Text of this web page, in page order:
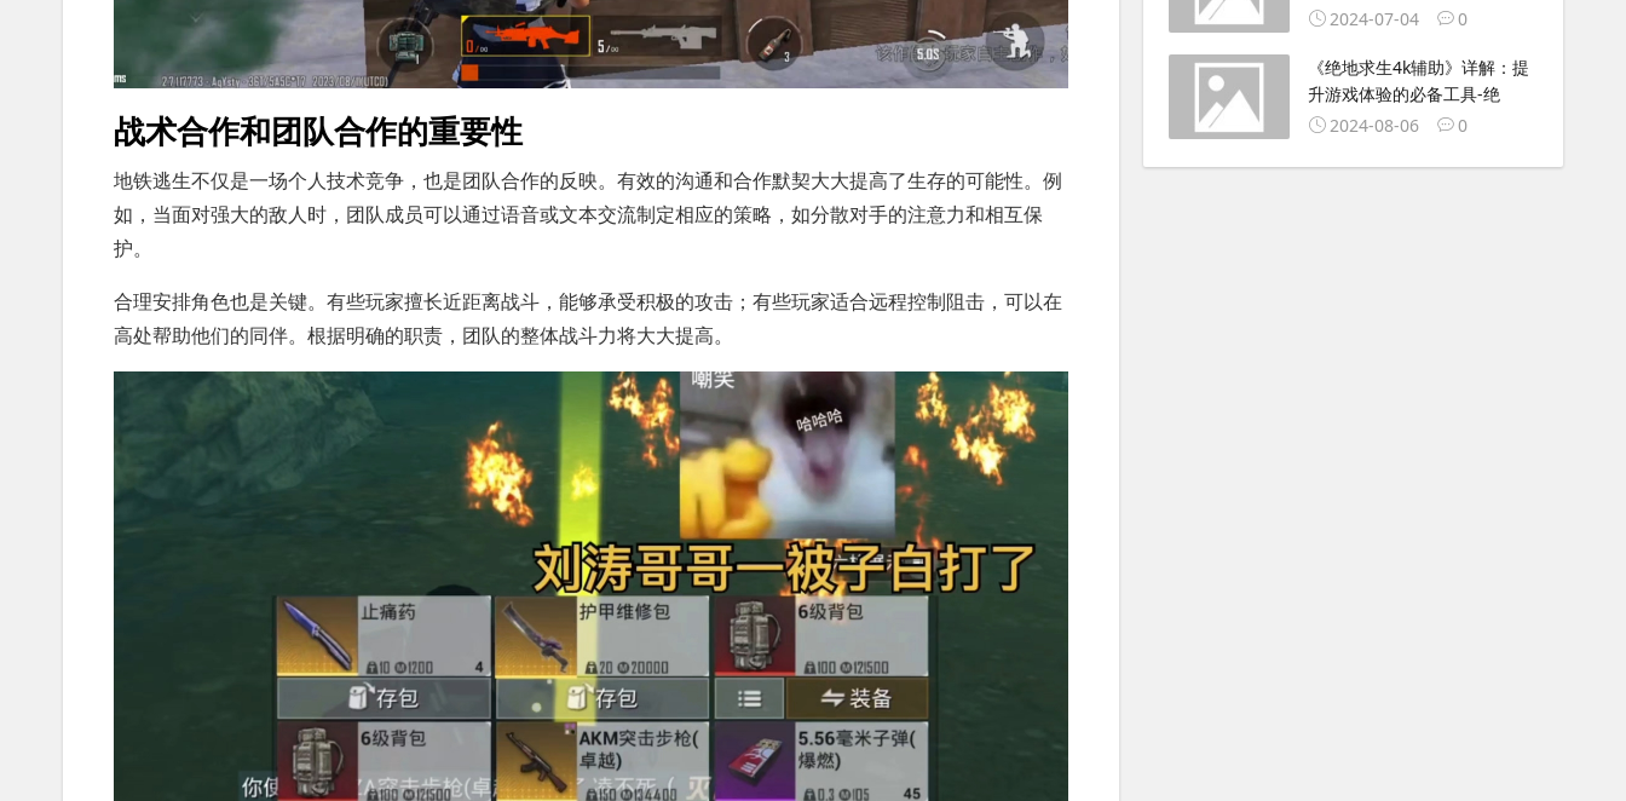
战术合作和团队合作的重要性
地铁逃生不仅是一场个人技术竞争，也是团队合作的反映。有效的沟通和合作默契大大提高了生存的可能性。例
如，当面对强大的敌人时，团队成员可以通过语音或文本交流制定相应的策略，如分散对手的注意力和相互保
护。
合理安排角色也是关键。有些玩家擅长近距离战斗，能够承受积极的攻击；有些玩家适合远程控制阻击，可以在
高处帮助他们的同伴。根据明确的职责，团队的整体战斗力将大大提高。
2024-07-04
0
《绝地求生4k辅助》详解：提
升游戏体验的必备工具-绝
2024-08-06
0